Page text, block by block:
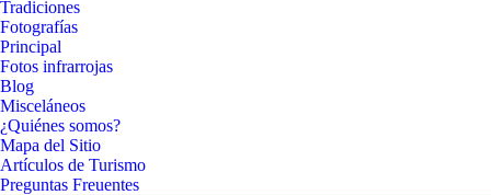
Tradiciones
Fotografías
Principal
Fotos infrarrojas
Blog
Misceláneos
¿Quiénes somos?
Mapa del Sitio
Artículos de Turismo
Preguntas Freuentes